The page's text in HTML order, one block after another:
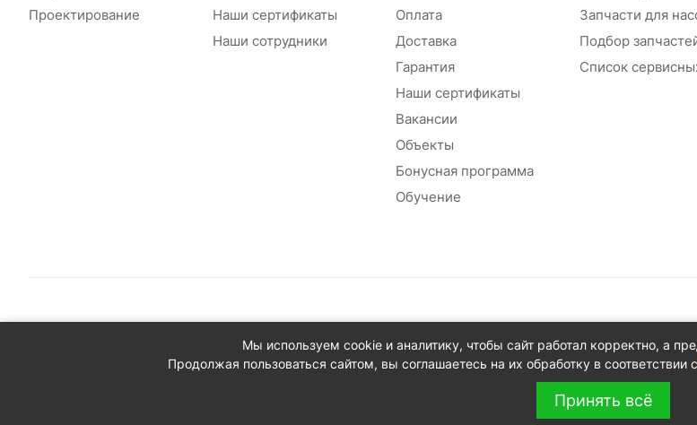
Проектирование
Наши сертификаты
Наши сотрудники
Оплата
Доставка
Гарантия
Наши сертификаты
Вакансии
Объекты
Бонусная программа
Обучение
Запчасти для
Подбор
Список
© 2026 Сантехплюс: Интернет-магазин отопления, водоснабжения
Юридический адрес: 390023, г. Рязань, проезд Яблочкова, д.8Ж
ИНН/КПП: 6230087631/623001001
Мы используем cookie и аналитику, чтобы сайт работал корректно, а
Продолжая пользоваться сайтом, вы соглашаетесь на их обработку в соответствии с
Принять всё